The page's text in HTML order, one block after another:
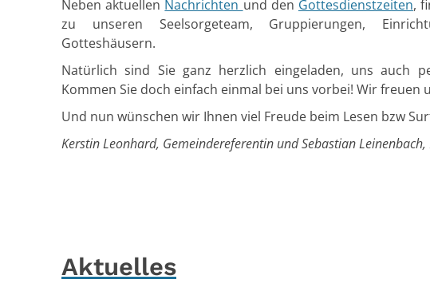
Neben aktuellen Nachrichten und den Gottesdienstzeiten,
zu unseren Seelsorgeteam, Gruppierungen,
Gotteshäusern.
Natürlich sind Sie ganz herzlich eingeladen, uns auch
Kommen Sie doch einfach einmal bei uns vorbei! Wir freuen
Und nun wünschen wir Ihnen viel Freude beim Lesen bzw
Kerstin Leonhard, Gemeindereferentin und Sebastian
Aktuelles